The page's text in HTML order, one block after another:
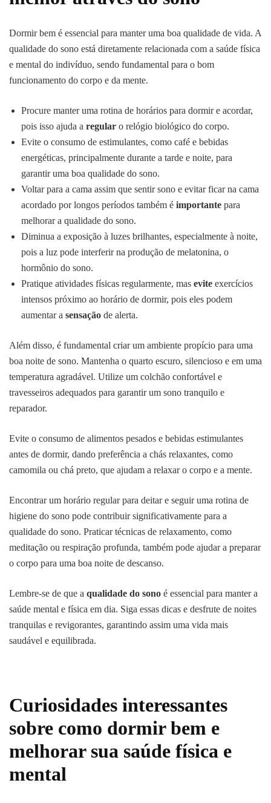
Dormir bem é essencial para manter uma boa qualidade de vida. A
qualidade do sono está diretamente relacionada com a saúde física
e mental do indivíduo, sendo fundamental para o bom
funcionamento do corpo e da mente.
Procure manter uma rotina de horários para dormir e acordar,
pois isso ajuda a regular o relógio biológico do corpo.
Evite o consumo de estimulantes, como café e bebidas
energéticas, principalmente durante a tarde e noite, para
garantir uma boa qualidade do sono.
Voltar para a cama assim que sentir sono e evitar ficar na cama
acordado por longos períodos também é importante para
melhorar a qualidade do sono.
Diminua a exposição à luzes brilhantes, especialmente à noite,
pois a luz pode interferir na produção de melatonina, o
hormônio do sono.
Pratique atividades físicas regularmente, mas evite exercícios
intensos próximo ao horário de dormir, pois eles podem
aumentar a sensação de alerta.
Além disso, é fundamental criar um ambiente propício para uma
boa noite de sono. Mantenha o quarto escuro, silencioso e em uma
temperatura agradável. Utilize um colchão confortável e
travesseiros adequados para garantir um sono tranquilo e
reparador.
Evite o consumo de alimentos pesados e bebidas estimulantes
antes de dormir, dando preferência a chás relaxantes, como
camomila ou chá preto, que ajudam a relaxar o corpo e a mente.
Encontrar um horário regular para deitar e seguir uma rotina de
higiene do sono pode contribuir significativamente para a
qualidade do sono. Praticar técnicas de relaxamento, como
meditação ou respiração profunda, também pode ajudar a preparar
o corpo para uma boa noite de descanso.
Lembre-se de que a qualidade do sono é essencial para manter a
saúde mental e física em dia. Siga essas dicas e desfrute de noites
tranquilas e revigorantes, garantindo assim uma vida mais
saudável e equilibrada.
Curiosidades interessantes
sobre como dormir bem e
melhorar sua saúde física e
mental